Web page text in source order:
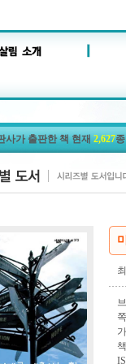
사가 출판한 책 현재2,627종